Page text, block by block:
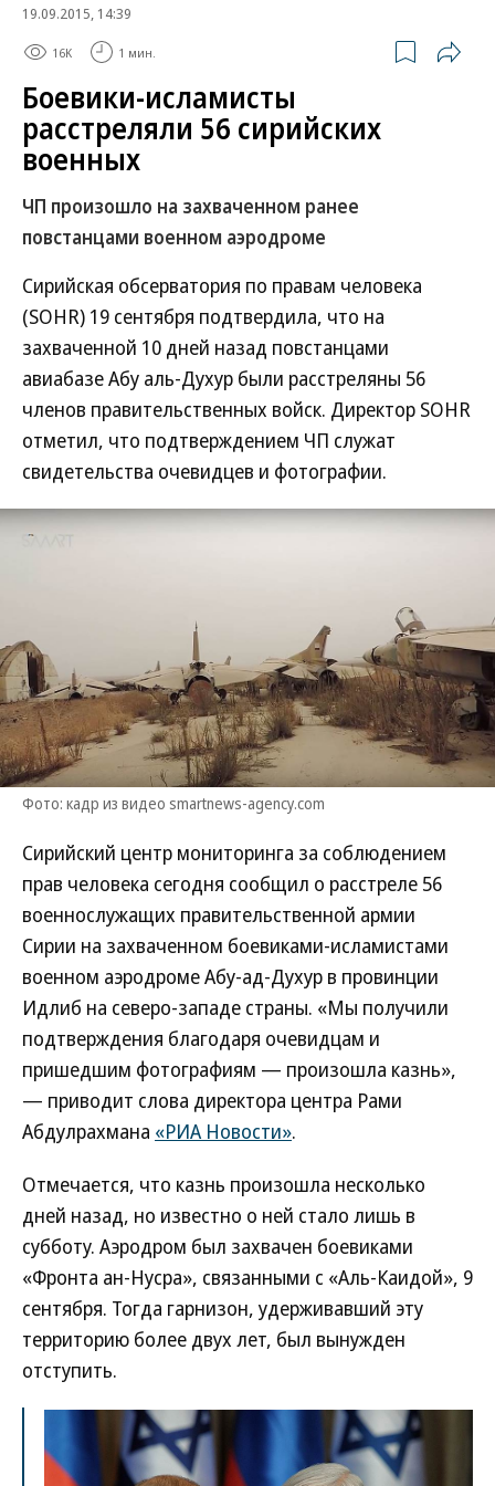
19.09.2015, 14:39
16K 1 мин.
Боевики-исламисты
расстреляли 56 сирийских
военных
ЧП произошло на захваченном ранее
повстанцами военном аэродроме
Сирийская обсерватория по правам человека
(SOHR) 19 сентября подтвердила, что на
захваченной 10 дней назад повстанцами
авиабазе Абу аль-Духур были расстреляны 56
членов правительственных войск. Директор SOHR
отметил, что подтверждением ЧП служат
свидетельства очевидцев и фотографии.
Фото: кадр из видео smartnews-agency.com
Сирийский центр мониторинга за соблюдением
прав человека сегодня сообщил о расстреле 56
военнослужащих правительственной армии
Сирии на захваченном боевиками-исламистами
военном аэродроме Абу-ад-Духур в провинции
Идлиб на северо-западе страны. «Мы получили
подтверждения благодаря очевидцам и
пришедшим фотографиям — произошла казнь»,
— приводит слова директора центра Рами
Абдулрахмана «РИА Новости».
Отмечается, что казнь произошла несколько
дней назад, но известно о ней стало лишь в
субботу. Аэродром был захвачен боевиками
«Фронта ан-Нусра», связанными с «Аль-Каидой», 9
сентября. Тогда гарнизон, удерживавший эту
территорию более двух лет, был вынужден
отступить.